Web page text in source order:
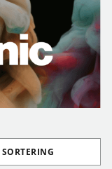
SORTERING